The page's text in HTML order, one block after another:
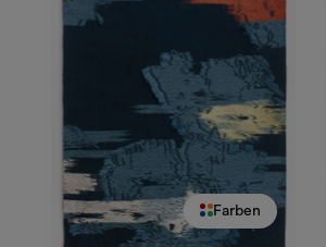
Farben